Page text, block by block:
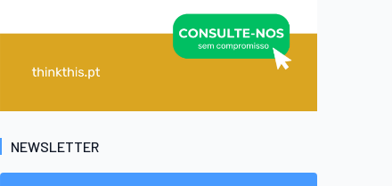
NEWSLETTER